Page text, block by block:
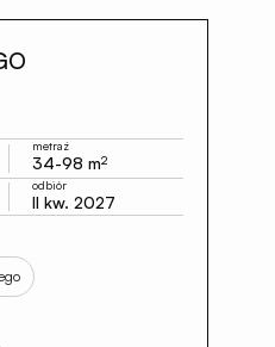
metraż
34-98 m2
odbiór
II kw. 2027